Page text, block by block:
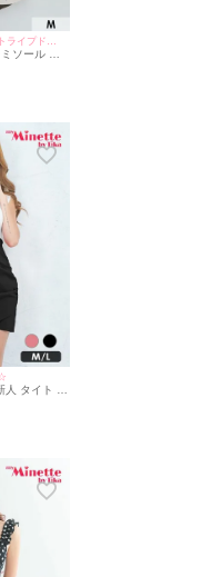
ソール リ
ー 白 ホワイ
(若林萌々
タイト ノ
し リボン
ラー ウエス
myMinette/